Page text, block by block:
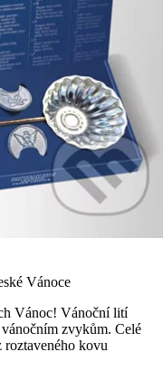
Vánoce
Vánoc! Vánoční lití
zvykům. Celé
roztaveného kovu